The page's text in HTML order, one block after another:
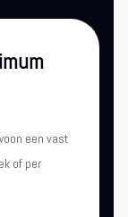
een vast
of per